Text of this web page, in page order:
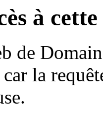
à
de
la